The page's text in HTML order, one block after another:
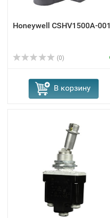
Honeywell CSHV1500A-001
(0)
В корзину